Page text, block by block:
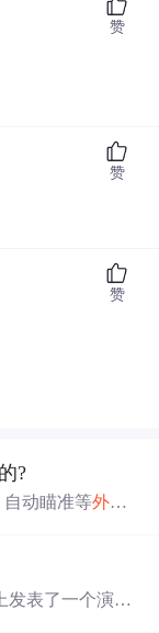
赞
赞
赞
?
动瞄准等外挂